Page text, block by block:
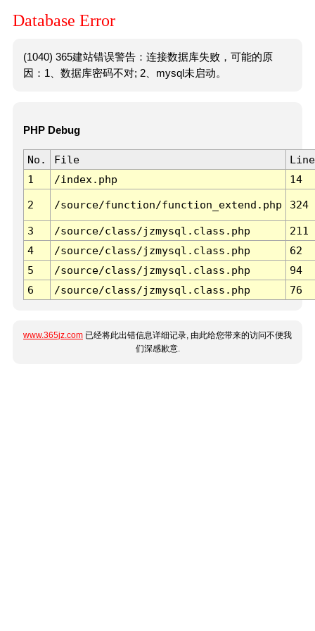
Database Error
(1040) 365建站错误警告：连接数据库失败，可能的原
因：1、数据库密码不对; 2、mysql未启动。
PHP Debug
No. File
Line
1
/index.php 14
2 /source/function/function_extend.php 324
3 /source/class/jzmysql.class.php
211
4
/source/class/jzmysql.class.php
62
5
/source/class/jzmysql.class.php
94
6
/source/class/jzmysql.class.php 76
www.365jz.com 已经将此出错信息详细记录, 由此给您带来的访问不便我
们深感歉意.